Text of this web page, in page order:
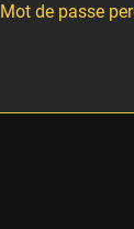
Mot de passe